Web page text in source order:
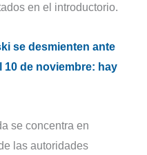
en el introductorio.
se desmienten ante
de noviembre: hay
se concentra en
las autoridades